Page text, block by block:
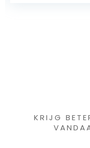
KRIJG